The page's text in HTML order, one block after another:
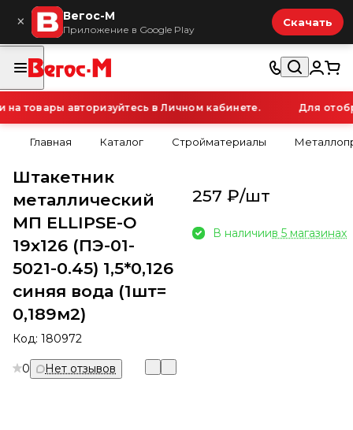
× Вегос-М
Приложение в Google Play
Скачать
товары авторизуйтесь в Личном кабинете. Для
Главная Каталог Стройматериалы
Штакетник
металлический
МП ELLIPSE-О
19х126 (ПЭ-01-
5021-0.45) 1,5*0,126
синяя вода (1шт=
0,189м2)
Код: 180972
0 Нет отзывов
257 ₽/шт
В наличиив 5 магазинах